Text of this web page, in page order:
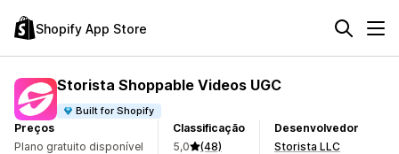
Shopify App Store
Storista Shoppable Videos UGC
Built for Shopify
Preços
Plano gratuito disponível
Classificação
5,0
(48)
Desenvolvedor
Storista LLC